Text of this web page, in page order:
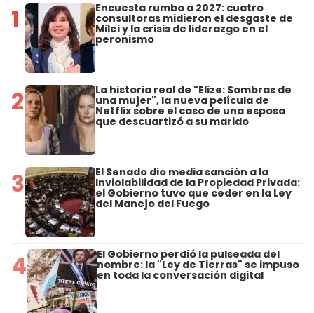
1 Encuesta rumbo a 2027: cuatro
consultoras midieron el desgaste de
Milei y la crisis de liderazgo en el
peronismo
2 La historia real de "Elize: Sombras de
una mujer", la nueva película de
Netflix sobre el caso de una esposa
que descuartizó a su marido
3 El Senado dio media sanción a la
Inviolabilidad de la Propiedad Privada:
el Gobierno tuvo que ceder en la Ley
del Manejo del Fuego
4 El Gobierno perdió la pulseada del
nombre: la "Ley de Tierras" se impuso
en toda la conversación digital